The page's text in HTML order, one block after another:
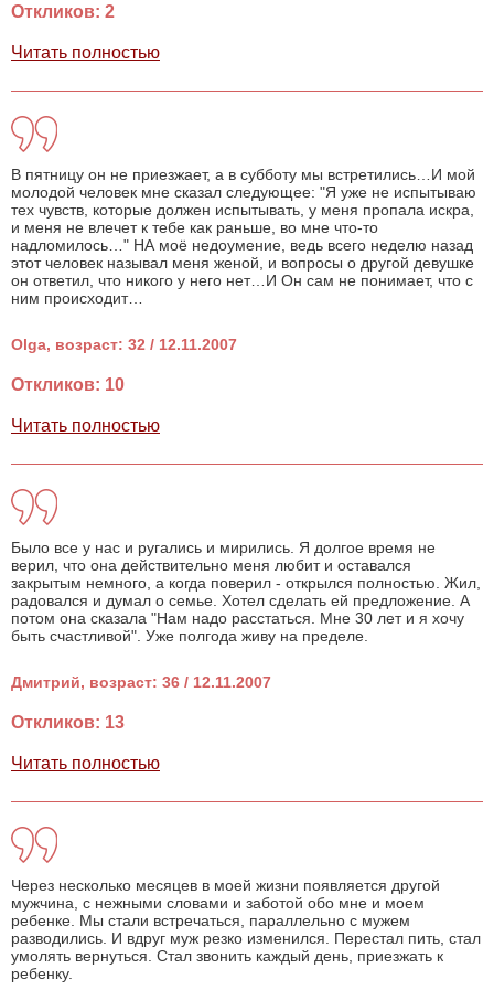
Откликов: 2
Читать полностью
В пятницу он не приезжает, а в субботу мы встретились…И мой
молодой человек мне сказал следующее: "Я уже не испытываю
тех чувств, которые должен испытывать, у меня пропала искра,
и меня не влечет к тебе как раньше, во мне что-то
надломилось…" НА моё недоумение, ведь всего неделю назад
этот человек называл меня женой, и вопросы о другой девушке
он ответил, что никого у него нет…И Он сам не понимает, что с
ним происходит…
Olga, возраст: 32 / 12.11.2007
Откликов: 10
Читать полностью
Было все у нас и ругались и мирились. Я долгое время не
верил, что она действительно меня любит и оставался
закрытым немного, а когда поверил - открылся полностью. Жил,
радовался и думал о семье. Хотел сделать ей предложение. А
потом она сказала "Нам надо расстаться. Мне 30 лет и я хочу
быть счастливой". Уже полгода живу на пределе.
Дмитрий, возраст: 36 / 12.11.2007
Откликов: 13
Читать полностью
Через несколько месяцев в моей жизни появляется другой
мужчина, с нежными словами и заботой обо мне и моем
ребенке. Мы стали встречаться, параллельно с мужем
разводились. И вдруг муж резко изменился. Перестал пить, стал
умолять вернуться. Стал звонить каждый день, приезжать к
ребенку.